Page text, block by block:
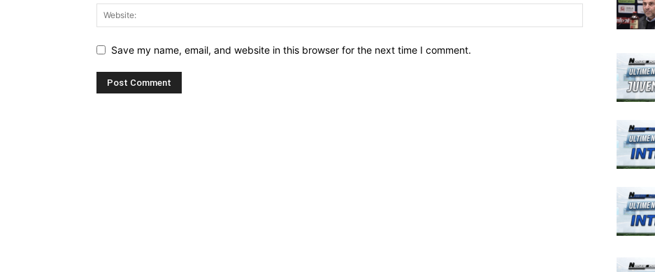
Save my name, email, and website in this browser for the next time I comment.